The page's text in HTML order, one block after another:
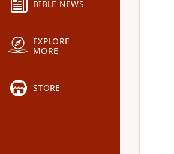
BIBLE NEWS
EXPLORE
MORE
STORE